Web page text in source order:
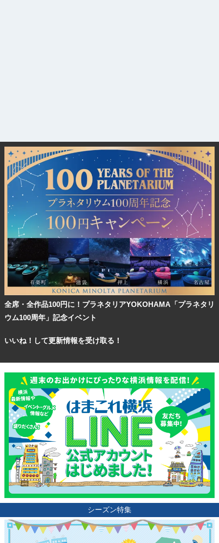
全席・全作品100円に！プラネタリアYOKOHAMA「プラネタリ
ウム100周年」記念イベント
いいね！して更新情報を受け取る！
シーズン特集